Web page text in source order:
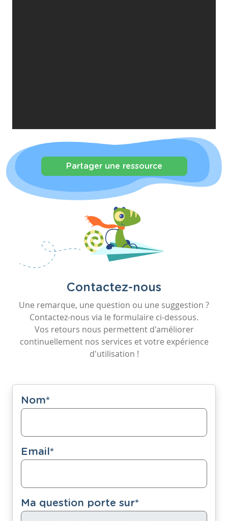
Partager une ressource
Contactez-nous
Une remarque, une question ou une suggestion ?
Contactez-nous via le formulaire ci-dessous.
Vos retours nous permettent d'améliorer
continuellement nos services et votre expérience
d'utilisation !
Nom*
Email*
Ma question porte sur*